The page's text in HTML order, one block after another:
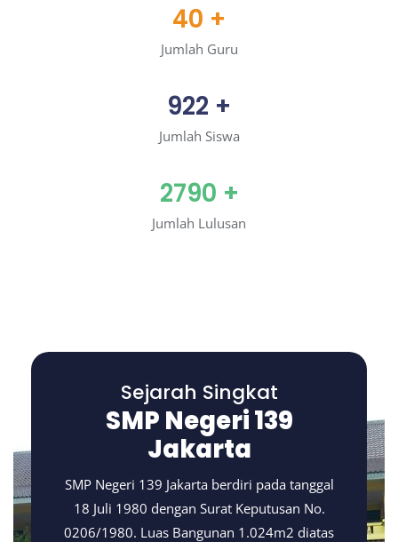
40 +
Jumlah Guru
922 +
Jumlah Siswa
2790 +
Jumlah Lulusan
Sejarah Singkat
SMP Negeri 139
Jakarta
SMP Negeri 139 Jakarta berdiri pada tanggal
18 Juli 1980 dengan Surat Keputusan No.
0206/1980. Luas Bangunan 1.024m2 diatas